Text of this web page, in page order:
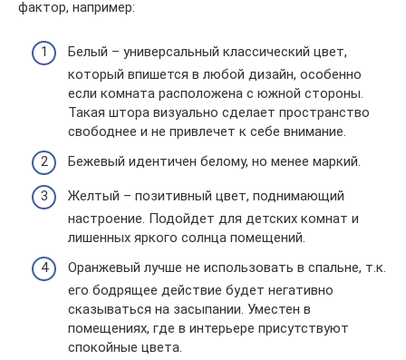
фактор, например:
Белый – универсальный классический цвет,
который впишется в любой дизайн, особенно
если комната расположена с южной стороны.
Такая штора визуально сделает пространство
свободнее и не привлечет к себе внимание.
Бежевый идентичен белому, но менее маркий.
Желтый – позитивный цвет, поднимающий
настроение. Подойдет для детских комнат и
лишенных яркого солнца помещений.
Оранжевый лучше не использовать в спальне, т.к.
его бодрящее действие будет негативно
сказываться на засыпании. Уместен в
помещениях, где в интерьере присутствуют
спокойные цвета.